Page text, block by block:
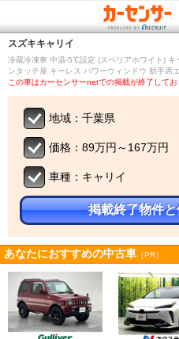
スズキキャリイ
冷蔵冷凍車 中温-5℃設定 (スペリアホワイト)
ンタッチ扉 キーレス パワーウィンドウ 助手席
この車はカーセンサーnetでの掲載が終了してお
地域：千葉県
価格：89万円～167万円
車種：キャリイ
掲載終了物件
あなたにおすすめの中古車 ［PR］